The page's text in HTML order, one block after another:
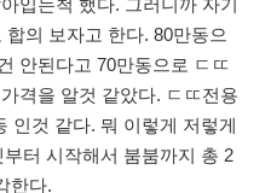
입는척 했다. 그러니까 자기
의 보자고 한다. 80만동으
안된다고 70만동으로 ㄷㄸ
격을 알것 같았다. ㄷㄸ전용
인것 같다. 뭐 이렇게 저렇게
터 시작해서 붐붐까지 총 2
한다.